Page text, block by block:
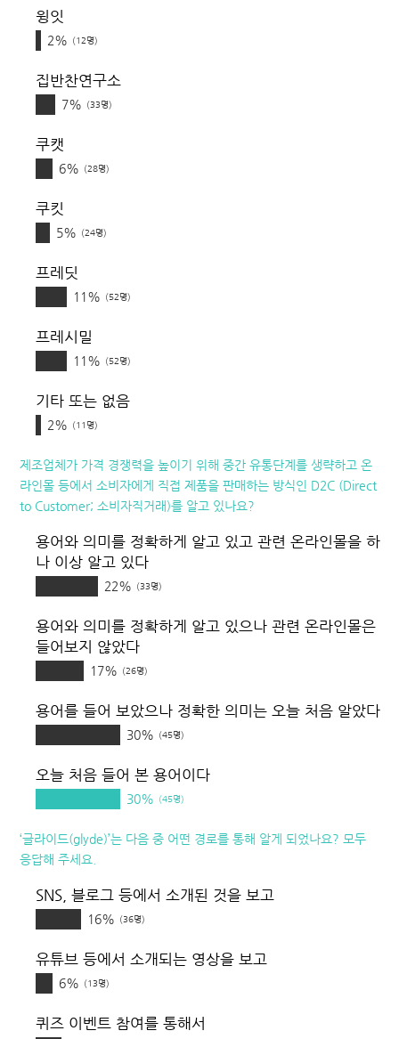
윙잇
2% (12명)
집반찬연구소
7% (33명)
쿠캣
6% (28명)
쿠킷
5% (24명)
프레딧
11% (52명)
프레시밀
11% (52명)
기타 또는 없음
2% (11명)
제조업체가 가격 경쟁력을 높이기 위해 중간 유통단계를 생략하고 온
라인몰 등에서 소비자에게 직접 제품을 판매하는 방식인 D2C (Direct
to Customer; 소비자직거래)를 알고 있나요?
용어와 의미를 정확하게 알고 있고 관련 온라인몰을 하
나 이상 알고 있다
22% (33명)
용어와 의미를 정확하게 알고 있으나 관련 온라인몰은
들어보지 않았다
17% (26명)
용어를 들어 보았으나 정확한 의미는 오늘 처음 알았다
30% (45명)
오늘 처음 들어 본 용어이다
30% (45명)
‘글라이드(glyde)’는 다음 중 어떤 경로를 통해 알게 되었나요? 모두
응답해 주세요.
SNS, 블로그 등에서 소개된 것을 보고
16% (36명)
유튜브 등에서 소개되는 영상을 보고
6% (13명)
퀴즈 이벤트 참여를 통해서